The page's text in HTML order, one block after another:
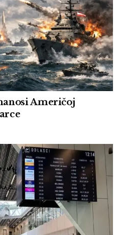
Američoj